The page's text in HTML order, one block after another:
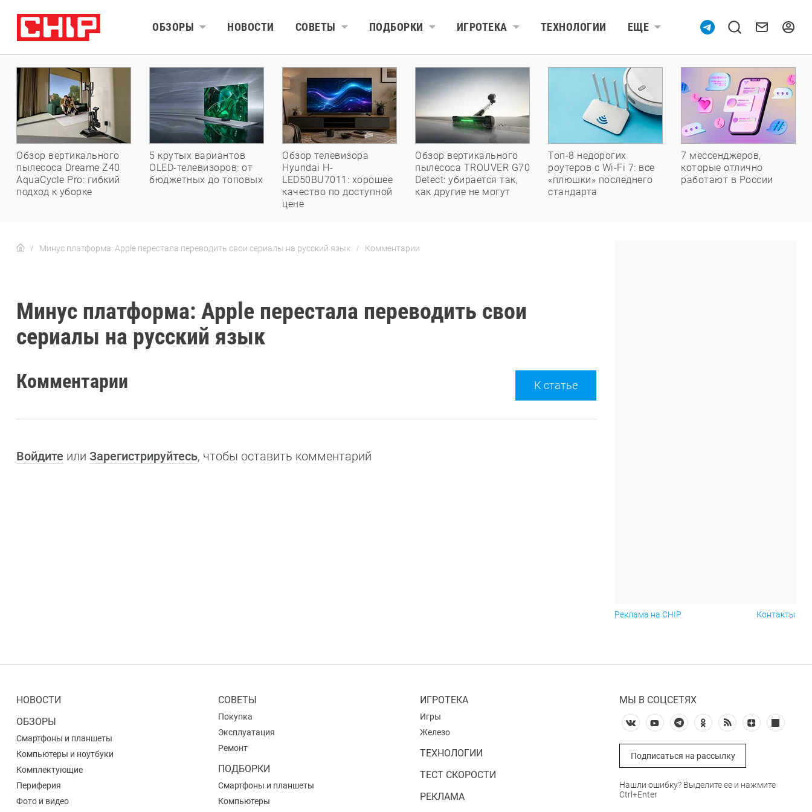
ОБЗОРЫ НОВОСТИ СОВЕТЫ ПОДБОРКИ ИГРОТЕКА ТЕХНОЛОГИИ ЕЩЕ
Обзор вертикального
пылесоса Dreame Z40
AquaCycle Pro: гибкий
подход к уборке
5 крутых вариантов
OLED-телевизоров: от
бюджетных до топовых
Обзор телевизора
Hyundai H-
LED50BU7011: хорошее
качество по доступной
цене
Обзор вертикального
пылесоса TROUVER G70
Detect: убирается так,
как другие не могут
Топ-8 недорогих
роутеров с Wi-Fi 7: все
«плюшки» последнего
стандарта
7 мессенджеров,
которые отлично
работают в России
Минус платформа: Apple перестала переводить свои сериалы на русский язык Комментарии
Минус платформа: Apple перестала переводить свои
сериалы на русский язык
Комментарии К статье
Войдите или Зарегистрируйтесь, чтобы оставить комментарий
Реклама на CHIP Контакты
НОВОСТИ
ОБЗОРЫ
Смартфоны и планшеты
Компьютеры и ноутбуки
Комплектующие
Периферия
Фото и видео
СОВЕТЫ
Покупка
Эксплуатация
Ремонт
ПОДБОРКИ
Смартфоны и планшеты
Компьютеры
ИГРОТЕКА
Игры
Железо
ТЕХНОЛОГИИ
ТЕСТ СКОРОСТИ
РЕКЛАМА
МЫ В СОЦСЕТЯХ
Подписаться на рассылку
Нашли ошибку? Выделите ее и нажмите
Ctrl+Enter